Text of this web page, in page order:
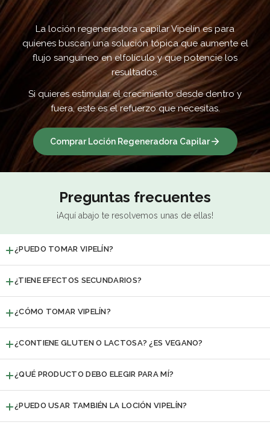
La loción regeneradora capilar Vipelín es para
quienes buscan una solución tópica que aumente el
flujo sanguíneo en elfolículo y que potencie los
resultados.
Si quieres estimular el crecimiento desde dentro y
fuera, este es el refuerzo que necesitas.
Comprar Loción Regeneradora Capilar
Preguntas frecuentes
¡Aquí abajo te resolvemos unas de ellas!
¿PUEDO TOMAR VIPELÍN?
¿TIENE EFECTOS SECUNDARIOS?
¿CÓMO TOMAR VIPELÍN?
¿CONTIENE GLUTEN O LACTOSA? ¿ES VEGANO?
¿QUÉ PRODUCTO DEBO ELEGIR PARA MÍ?
¿PUEDO USAR TAMBIÉN LA LOCIÓN VIPELÍN?